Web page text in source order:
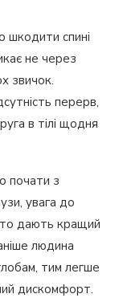
шкодити спині
не через
звичок.
перерв,
в тілі щодня
почати з
увага до
дають кращий
людина
тим легше
дискомфорт.